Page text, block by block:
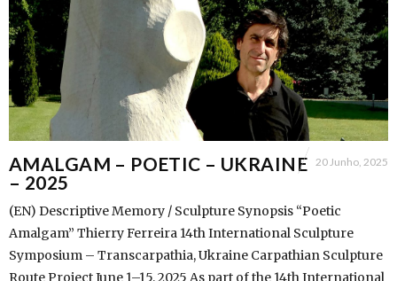
AMALGAM – POETIC – UKRAINE
– 2025
20 Junho, 2025
(EN) Descriptive Memory / Sculpture Synopsis “Poetic
Amalgam” Thierry Ferreira 14th International Sculpture
Symposium – Transcarpathia, Ukraine Carpathian Sculpture
Route Project June 1–15, 2025 As part of the 14th International